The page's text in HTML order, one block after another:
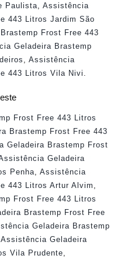
Paulista
Assistência
443 Litros Jardim São
Frost Free 443
Geladeira Brastemp
Assistência
443 Litros Vila Nivi
Frost Free 443 Litros
Brastemp Frost Free 443
Geladeira Brastemp Frost
Geladeira
Penha, Assistência
443 Litros Artur Alvim ,
Frost Free 443 Litros
Brastemp Frost Free
Geladeira Brastemp
Assistência Geladeira
Vila Prudente,